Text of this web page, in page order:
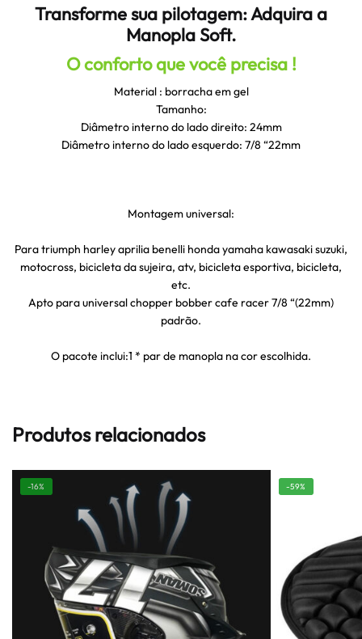
Transforme sua pilotagem: Adquira a
Manopla Soft.
O conforto que você precisa !
Material : borracha em gel
Tamanho:
Diâmetro interno do lado direito: 24mm
Diâmetro interno do lado esquerdo: 7/8 “22mm
Montagem universal:
Para triumph harley aprilia benelli honda yamaha kawasaki suzuki,
motocross, bicicleta da sujeira, atv, bicicleta esportiva, bicicleta,
etc.
Apto para universal chopper bobber cafe racer 7/8 “(22mm)
padrão.
O pacote inclui:1 * par de manopla na cor escolhida.
Produtos relacionados
-16% -59%